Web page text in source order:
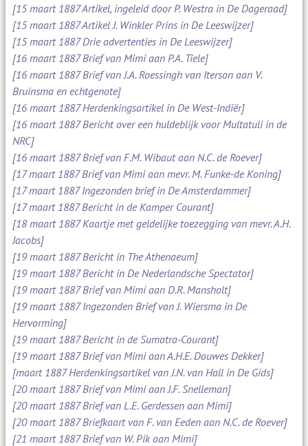
[15 maart 1887 Artikel, ingeleid door P. Westra in De Dageraad]
[15 maart 1887 Artikel J. Winkler Prins in De Leeswijzer]
[15 maart 1887 Drie advertenties in De Leeswijzer]
[16 maart 1887 Brief van Mimi aan P.A. Tiele]
[16 maart 1887 Brief van J.A. Roessingh van Iterson aan V.
Bruinsma en echtgenote]
[16 maart 1887 Herdenkingsartikel in De West-Indiër]
[16 maart 1887 Bericht over een huldeblijk voor Multatuli in de
NRC]
[16 maart 1887 Brief van F.M. Wibaut aan N.C. de Roever]
[17 maart 1887 Brief van Mimi aan mevr. M. Funke-de Koning]
[17 maart 1887 Ingezonden brief in De Amsterdammer]
[17 maart 1887 Bericht in de Kamper Courant]
[18 maart 1887 Kaartje met geldelijke toezegging van mevr. A.H.
Jacobs]
[19 maart 1887 Bericht in The Athenaeum]
[19 maart 1887 Bericht in De Nederlandsche Spectator]
[19 maart 1887 Brief van Mimi aan D.R. Mansholt]
[19 maart 1887 Ingezonden Brief van J. Wiersma in De
Hervorming]
[19 maart 1887 Bericht in de Sumatra-Courant]
[19 maart 1887 Brief van Mimi aan A.H.E. Douwes Dekker]
[maart 1887 Herdenkingsartikel van J.N. van Hall in De Gids]
[20 maart 1887 Brief van Mimi aan J.F. Snelleman]
[20 maart 1887 Brief van L.E. Gerdessen aan Mimi]
[20 maart 1887 Briefkaart van F. van Eeden aan N.C. de Roever]
[21 maart 1887 Brief van W. Pik aan Mimi]